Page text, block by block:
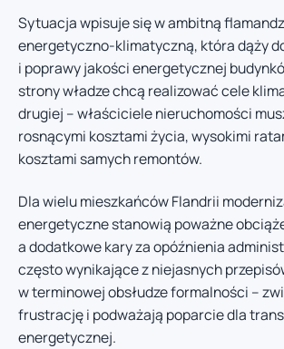
Sytuacja wpisuje się w ambitną
energetyczno-klimatyczną, która dąży
i poprawy jakości energetycznej
strony władze chcą realizować cele
drugiej – właściciele nieruchomości
rosnącymi kosztami życia, wysokimi
kosztami samych remontów.
Dla wielu mieszkańców Flandrii
energetyczne stanowią poważne
a dodatkowe kary za opóźnienia
często wynikające z niejasnych
w terminowej obsłudze formalności –
frustrację i podważają poparcie dla
energetycznej.